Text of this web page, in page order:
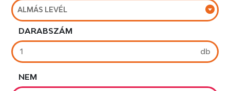
ALMÁS LEVÉL
DARABSZÁM
db
NEM